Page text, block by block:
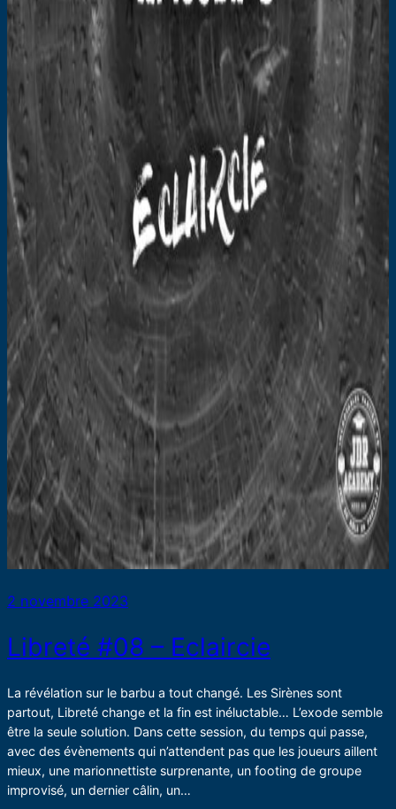
2 novembre 2023
Libreté #08 – Eclaircie
La révélation sur le barbu a tout changé. Les Sirènes sont
partout, Libreté change et la fin est inéluctable… L’exode semble
être la seule solution. Dans cette session, du temps qui passe,
avec des évènements qui n’attendent pas que les joueurs aillent
mieux, une marionnettiste surprenante, un footing de groupe
improvisé, un dernier câlin, un…